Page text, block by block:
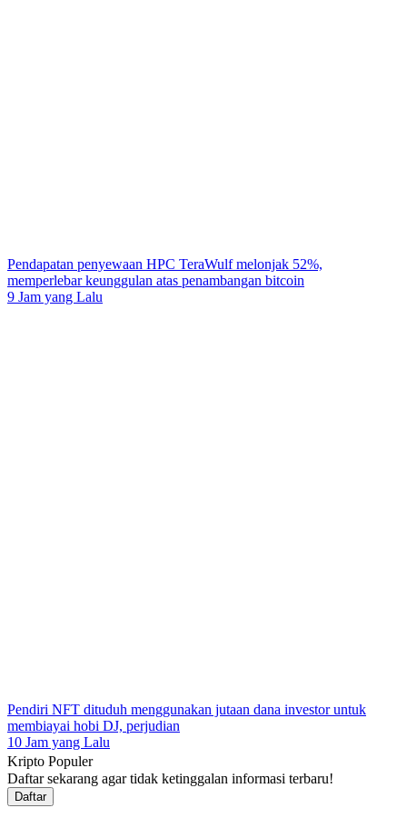
Pendapatan penyewaan HPC TeraWulf melonjak 52%,
memperlebar keunggulan atas penambangan bitcoin
9 Jam yang Lalu
Pendiri NFT dituduh menggunakan jutaan dana investor untuk
membiayai hobi DJ, perjudian
10 Jam yang Lalu
Kripto Populer
Daftar sekarang agar tidak ketinggalan informasi terbaru!
Daftar